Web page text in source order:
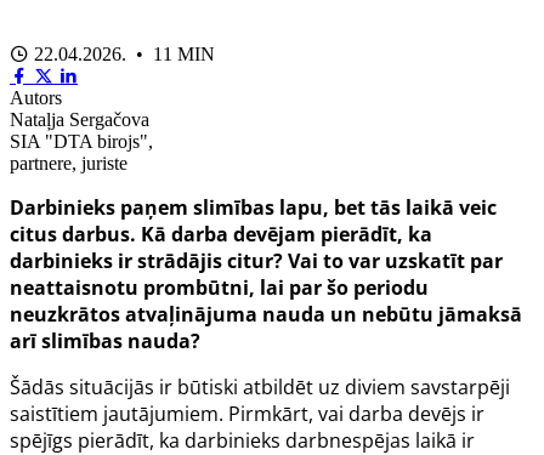
22.04.2026. • 11 MIN
Autors
Nataļja Sergačova
SIA "DTA birojs",
partnere, juriste
Darbinieks paņem slimības lapu, bet tās laikā veic
citus darbus. Kā darba devējam pierādīt, ka
darbinieks ir strādājis citur? Vai to var uzskatīt par
neattaisnotu prombūtni, lai par šo periodu
neuzkrātos atvaļinājuma nauda un nebūtu jāmaksā
arī slimības nauda?
Šādās situācijās ir būtiski atbildēt uz diviem savstarpēji
saistītiem jautājumiem. Pirmkārt, vai darba devējs ir
spējīgs pierādīt, ka darbinieks darbnespējas laikā ir